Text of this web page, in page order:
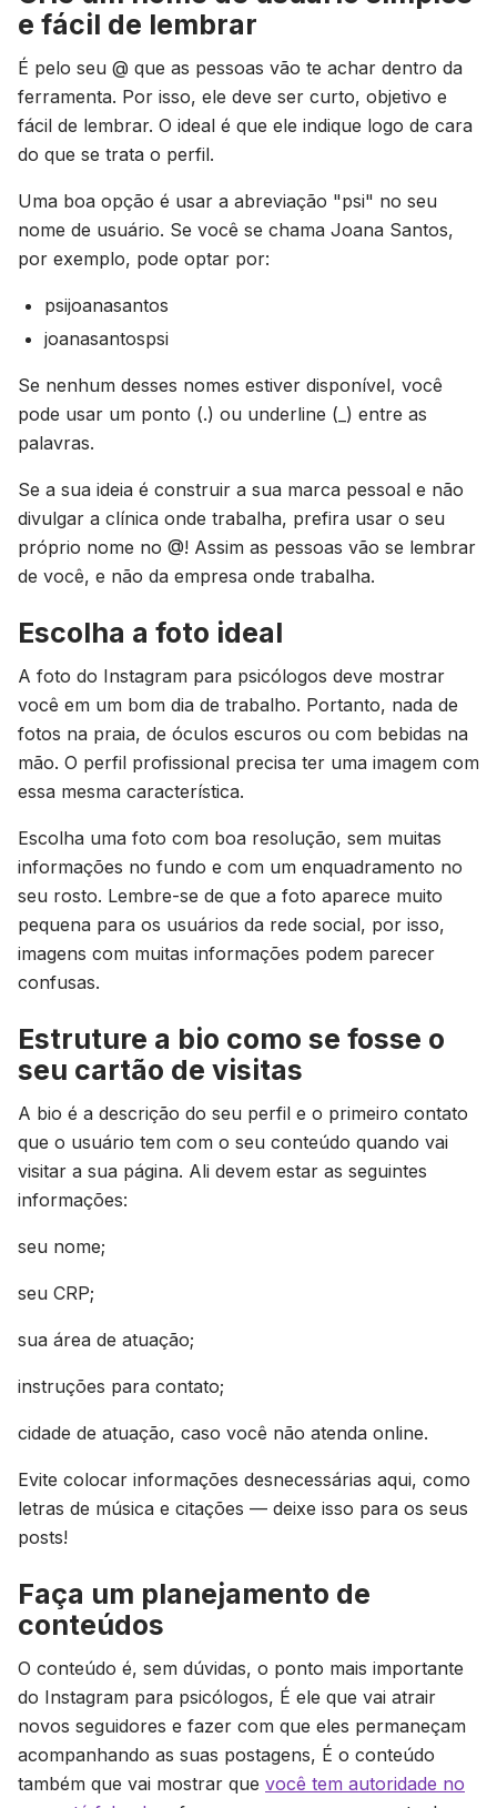
e fácil de lembrar
É pelo seu @ que as pessoas vão te achar dentro da
ferramenta. Por isso, ele deve ser curto, objetivo e
fácil de lembrar. O ideal é que ele indique logo de cara
do que se trata o perfil.
Uma boa opção é usar a abreviação "psi" no seu
nome de usuário. Se você se chama Joana Santos,
por exemplo, pode optar por:
psijoanasantos
joanasantospsi
Se nenhum desses nomes estiver disponível, você
pode usar um ponto (.) ou underline (_) entre as
palavras.
Se a sua ideia é construir a sua marca pessoal e não
divulgar a clínica onde trabalha, prefira usar o seu
próprio nome no @! Assim as pessoas vão se lembrar
de você, e não da empresa onde trabalha.
Escolha a foto ideal
A foto do Instagram para psicólogos deve mostrar
você em um bom dia de trabalho. Portanto, nada de
fotos na praia, de óculos escuros ou com bebidas na
mão. O perfil profissional precisa ter uma imagem com
essa mesma característica.
Escolha uma foto com boa resolução, sem muitas
informações no fundo e com um enquadramento no
seu rosto. Lembre-se de que a foto aparece muito
pequena para os usuários da rede social, por isso,
imagens com muitas informações podem parecer
confusas.
Estruture a bio como se fosse o
seu cartão de visitas
A bio é a descrição do seu perfil e o primeiro contato
que o usuário tem com o seu conteúdo quando vai
visitar a sua página. Ali devem estar as seguintes
informações:
seu nome;
seu CRP;
sua área de atuação;
instruções para contato;
cidade de atuação, caso você não atenda online.
Evite colocar informações desnecessárias aqui, como
letras de música e citações — deixe isso para os seus
posts!
Faça um planejamento de
conteúdos
O conteúdo é, sem dúvidas, o ponto mais importante
do Instagram para psicólogos, É ele que vai atrair
novos seguidores e fazer com que eles permaneçam
acompanhando as suas postagens, É o conteúdo
também que vai mostrar que você tem autoridade no